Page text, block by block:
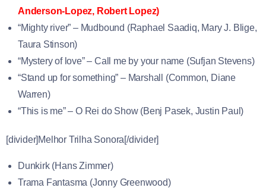
Anderson-Lopez, Robert Lopez)
“Mighty river” – Mudbound (Raphael Saadiq, Mary J. Blige,
Taura Stinson)
“Mystery of love” – Call me by your name (Sufjan Stevens)
“Stand up for something” – Marshall (Common, Diane
Warren)
“This is me” – O Rei do Show (Benj Pasek, Justin Paul)
[divider]Melhor Trilha Sonora[/divider]
Dunkirk (Hans Zimmer)
Trama Fantasma (Jonny Greenwood)